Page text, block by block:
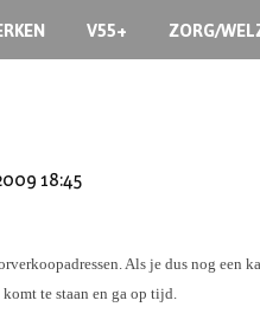
V55+ ZORG/
18:45
Als je dus nog een
te staan en ga op tijd.